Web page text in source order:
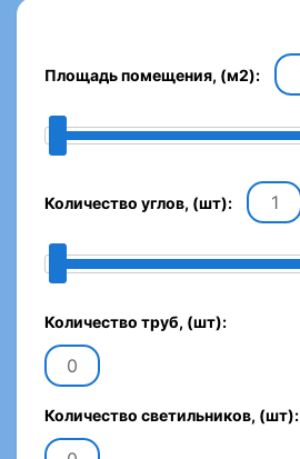
Площадь помещения, (м2):
Количество углов, (шт):
Количество труб, (шт):
Количество светильников, (шт):